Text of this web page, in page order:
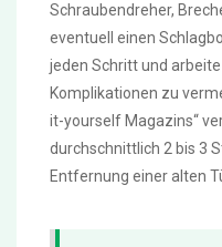
Schraubendreher,
eventuell einen
jeden Schritt und
Komplikationen zu
it-yourself Magazins“
durchschnittlich 2 bis 3
Entfernung einer alten